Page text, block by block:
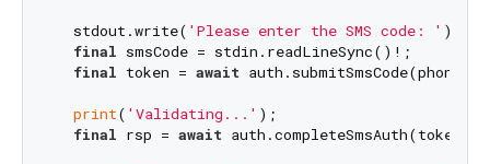
  stdout.write(
'Please enter the SMS code: ' );
final smsCode = stdin.readLineSync()!;
final token = await
print( 'Validating...' );
final rsp = await auth.completeSmsAuth(token);